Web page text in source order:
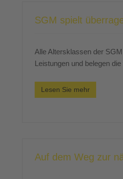
SGM spielt
Alle Altersklassen der
Leistungen und belegen
Lesen Sie mehr
Auf dem Weg zur